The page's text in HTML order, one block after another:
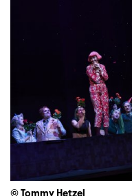
© Tommy Hetzel